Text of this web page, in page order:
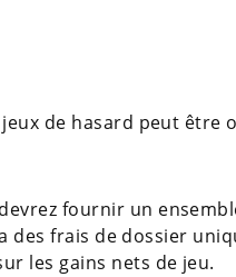
de hasard peut être
fournir un
des frais de dossier
les gains nets de jeu.